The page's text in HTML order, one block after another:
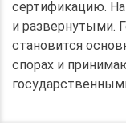
сертификацию.
и развернутыми.
становится
спорах и